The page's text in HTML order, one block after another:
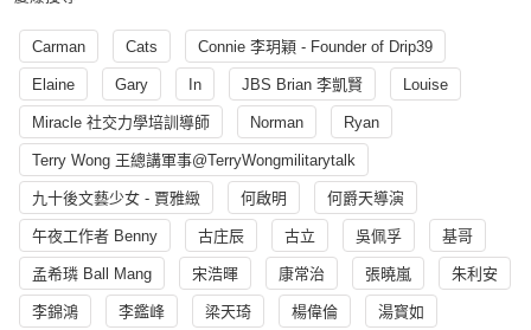
Carman Cats Connie 李玥穎 - Founder of Drip39
Elaine Gary In JBS Brian 李凱賢 Louise
Miracle 社交力學培訓導師 Norman Ryan
Terry Wong 王總講軍事@TerryWongmilitarytalk
九十後文藝少女 - 賈雅緻 何啟明 何爵天導演
午夜工作者 Benny 古庄辰 古立 吳佩孚 基哥
孟希璘 Ball Mang 宋浩暉 康常治 張曉嵐 朱利安
李錦鴻 李鑑峰 梁天琦 楊偉倫 湯寳如